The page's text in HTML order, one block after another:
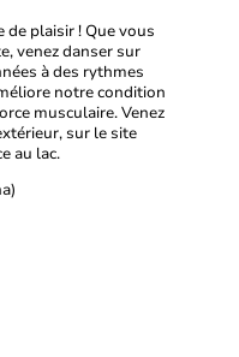
plaisir ! Que vous
venez danser sur
à des rythmes
notre condition
musculaire. Venez
sur le site
au lac.